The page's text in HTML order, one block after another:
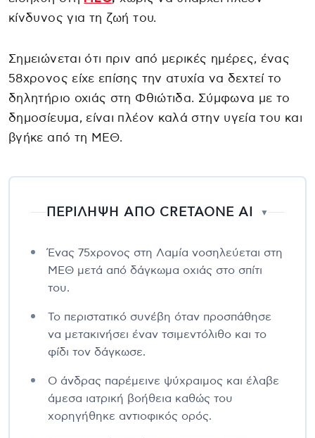
κίνδυνος για τη ζωή του.
Σημειώνεται ότι πριν από μερικές ημέρες, ένας
58χρονος είχε επίσης την ατυχία να δεχτεί το
δηλητήριο οχιάς στη Φθιώτιδα. Σύμφωνα με το
δημοσίευμα, είναι πλέον καλά στην υγεία του και
βγήκε από τη ΜΕΘ.
ΠΕΡΙΛΗΨΗ ΑΠΟ CRETAONE AI ▼
Ένας 75χρονος στη Λαμία νοσηλεύεται στη
ΜΕΘ μετά από δάγκωμα οχιάς στο σπίτι
του.
Το περιστατικό συνέβη όταν προσπάθησε
να μετακινήσει έναν τσιμεντόλιθο και το
φίδι τον δάγκωσε.
Ο άνδρας παρέμεινε ψύχραιμος και έλαβε
άμεσα ιατρική βοήθεια καθώς του
χορηγήθηκε αντιοφικός ορός.